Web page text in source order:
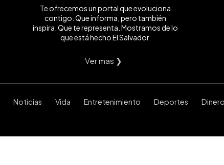
Te ofrecemos un portal que evoluciona
contigo. Que informa, pero también
inspira. Que te representa. Mostramos de lo
que está hecho El Salvador.
Ver mas ❯
Noticias Vida Entretenimiento Deportes